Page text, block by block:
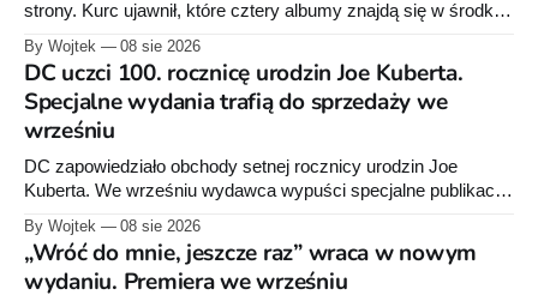
strony. Kurc ujawnił, które cztery albumy znajdą się w środku i
By Wojtek 08 sie 2026
DC uczci 100. rocznicę urodzin Joe Kuberta.
Specjalne wydania trafią do sprzedaży we
wrześniu
DC zapowiedziało obchody setnej rocznicy urodzin Joe
Kuberta. We wrześniu wydawca wypuści specjalne publikacje
sprzedaży niemal dokładnie w dniu jego urodzin.
By Wojtek 08 sie 2026
„Wróć do mnie, jeszcze raz” wraca w nowym
wydaniu. Premiera we wrześniu